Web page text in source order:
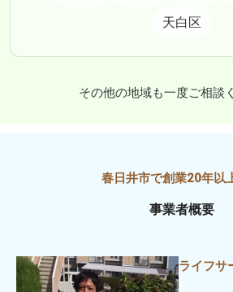
天白区
その他の地域も一度ご相談
事業者概要
ライフサ